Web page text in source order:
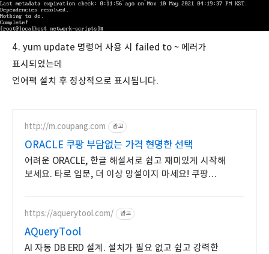
4. yum update 명령어 사용 시 failed to ~ 에러가
표시되었는데
언어팩 설치 후 정상적으로 표시됩니다.
http://m.coupang.com 광고
ORACLE 쿠팡 부담없는 가격 현명한 선택
어려운 ORACLE, 한글 해설서로 쉽고 재미있게 시작해
보세요. 타로 입문, 더 이상 망설이지 마세요! 쿠팡
https://aquerytool.com/ 광고
AQueryTool
AI 자동 DB ERD 설계. 설치가 필요 없고 쉽고 강력한